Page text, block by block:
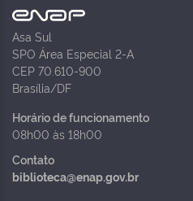
Asa Sul
SPO Área Especial 2-A
CEP 70.610-900
Brasília/DF
Horário de funcionamento
08h00 às 18h00
Contato
biblioteca@enap.gov.br